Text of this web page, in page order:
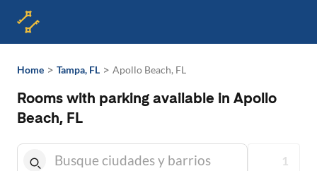
Home > Tampa, FL > Apollo Beach, FL
Rooms with parking available in Apollo
Beach, FL
1